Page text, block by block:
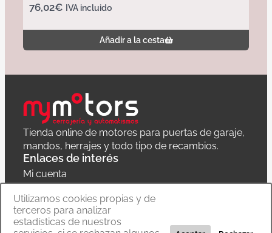
76,02€ IVA incluido
Añadir a la cesta
Tienda online de motores para puertas de garaje,
mandos, herrajes y todo tipo de recambios.
Enlaces de interés
Mi cuenta
Política de privacidad
Carrito
Utilizamos cookies propias y de
terceros para analizar
estadísticas de nuestros